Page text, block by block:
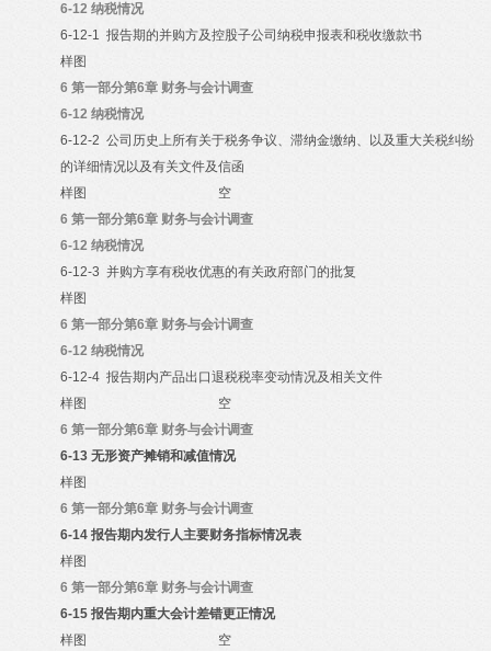
6-12 纳税情况
6-12-1 报告期的并购方及控股子公司纳税申报表和税收缴款书
样图
6 第一部分第6章 财务与会计调查
6-12 纳税情况
6-12-2 公司历史上所有关于税务争议、滞纳金缴纳、以及重大关税纠纷
的详细情况以及有关文件及信函
样图
空
6 第一部分第6章 财务与会计调查
6-12 纳税情况
6-12-3 并购方享有税收优惠的有关政府部门的批复
样图
6 第一部分第6章 财务与会计调查
6-12 纳税情况
6-12-4 报告期内产品出口退税税率变动情况及相关文件
样图
空
6 第一部分第6章 财务与会计调查
6-13 无形资产摊销和减值情况
样图
6 第一部分第6章 财务与会计调查
6-14 报告期内发行人主要财务指标情况表
样图
6 第一部分第6章 财务与会计调查
6-15 报告期内重大会计差错更正情况
样图
空